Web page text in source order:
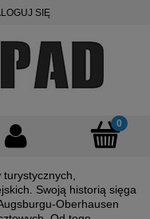
SIĘ
Swoją historią sięga
Oberhausen